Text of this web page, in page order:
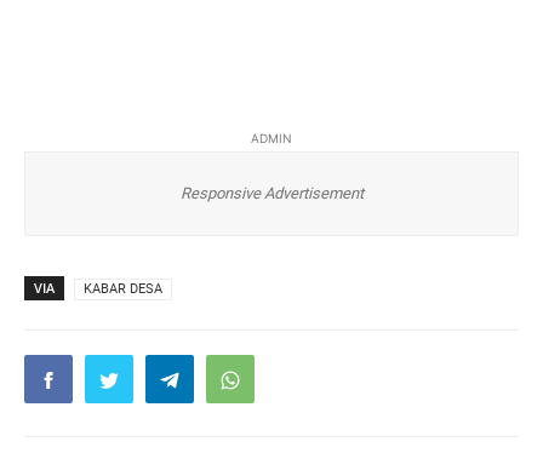
ADMIN
Responsive Advertisement
VIA KABAR DESA